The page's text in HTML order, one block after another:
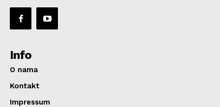
Info
O nama
Kontakt
Impressum